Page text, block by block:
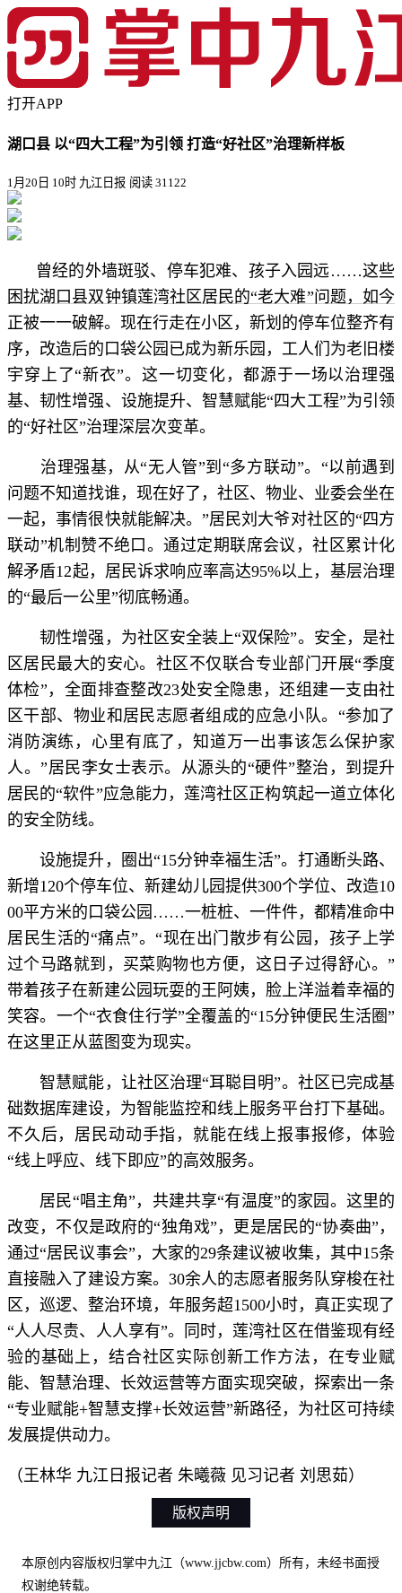
打开APP
湖口县 以“四大工程”为引领 打造“好社区”治理新样板
1月20日 10时 九江日报 阅读 31122
曾经的外墙斑驳、停车犯难、孩子入园远……这些
困扰湖口县双钟镇莲湾社区居民的“老大难”问题，如今
正被一一破解。现在行走在小区，新划的停车位整齐有
序，改造后的口袋公园已成为新乐园，工人们为老旧楼
宇穿上了“新衣”。这一切变化，都源于一场以治理强
基、韧性增强、设施提升、智慧赋能“四大工程”为引领
的“好社区”治理深层次变革。
治理强基，从“无人管”到“多方联动”。“以前遇到
问题不知道找谁，现在好了，社区、物业、业委会坐在
一起，事情很快就能解决。”居民刘大爷对社区的“四方
联动”机制赞不绝口。通过定期联席会议，社区累计化
解矛盾12起，居民诉求响应率高达95%以上，基层治理
的“最后一公里”彻底畅通。
韧性增强，为社区安全装上“双保险”。安全，是社
区居民最大的安心。社区不仅联合专业部门开展“季度
体检”，全面排查整改23处安全隐患，还组建一支由社
区干部、物业和居民志愿者组成的应急小队。“参加了
消防演练，心里有底了，知道万一出事该怎么保护家
人。”居民李女士表示。从源头的“硬件”整治，到提升
居民的“软件”应急能力，莲湾社区正构筑起一道立体化
的安全防线。
设施提升，圈出“15分钟幸福生活”。打通断头路、
新增120个停车位、新建幼儿园提供300个学位、改造10
00平方米的口袋公园……一桩桩、一件件，都精准命中
居民生活的“痛点”。“现在出门散步有公园，孩子上学
过个马路就到，买菜购物也方便，这日子过得舒心。”
带着孩子在新建公园玩耍的王阿姨，脸上洋溢着幸福的
笑容。一个“衣食住行学”全覆盖的“15分钟便民生活圈”
在这里正从蓝图变为现实。
智慧赋能，让社区治理“耳聪目明”。社区已完成基
础数据库建设，为智能监控和线上服务平台打下基础。
不久后，居民动动手指，就能在线上报事报修，体验
“线上呼应、线下即应”的高效服务。
居民“唱主角”，共建共享“有温度”的家园。这里的
改变，不仅是政府的“独角戏”，更是居民的“协奏曲”，
通过“居民议事会”，大家的29条建议被收集，其中15条
直接融入了建设方案。30余人的志愿者服务队穿梭在社
区，巡逻、整治环境，年服务超1500小时，真正实现了
“人人尽责、人人享有”。同时，莲湾社区在借鉴现有经
验的基础上，结合社区实际创新工作方法，在专业赋
能、智慧治理、长效运营等方面实现突破，探索出一条
“专业赋能+智慧支撑+长效运营”新路径，为社区可持续
发展提供动力。
（王林华 九江日报记者 朱曦薇 见习记者 刘思茹）
版权声明
本原创内容版权归掌中九江（www.jjcbw.com）所有，未经书面授
权谢绝转载。